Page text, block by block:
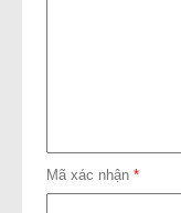
Mã xác nhận *